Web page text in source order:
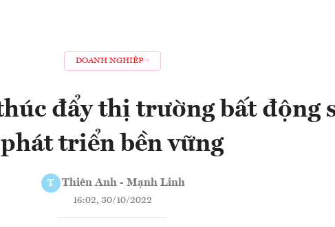
DOANH NGHIỆP
đẩy thị trường bất động
phát triển bền vững
T Thiên Anh - Mạnh Linh
16:02, 30/10/2022